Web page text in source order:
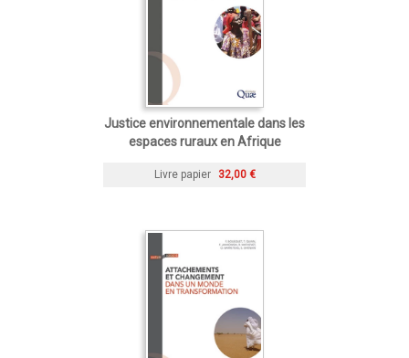
Justice environnementale dans les
espaces ruraux en Afrique
Livre papier 32,00 €